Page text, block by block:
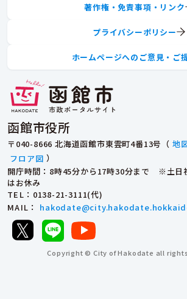
函館市役所
〒040-8666 北海道函館市東雲町4番13号（ 地
フロア図 ）
開庁時間：8時45分から17時30分まで ※土日
はお休み
TEL ：0138-21-3111(代)
MAIL ：
著作権・免責事項・リンク
プライバシーポリシー
ホームページへのご意見・ご
Copyright © City of Hakodate all